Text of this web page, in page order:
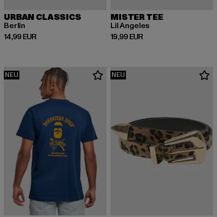
URBAN CLASSICS
Berlin
14,99 EUR
Derzeitiger Preis: 14,99 EUR
MISTER TEE
Lil Angeles
19,99 EUR
Derzeitiger Preis: 19,99 EUR
NEU NEU